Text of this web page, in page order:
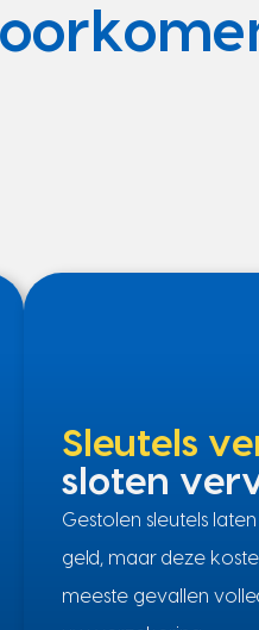
Sleutels
sloten
Gestolen sleutels
geld, maar deze
meeste gevallen